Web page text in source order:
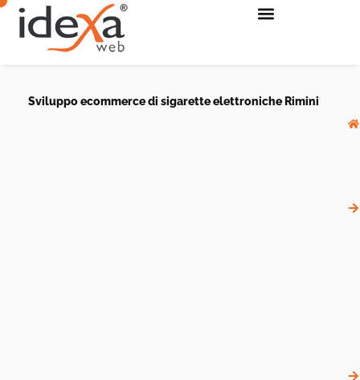
Sviluppo ecommerce di sigarette elettroniche Rimini